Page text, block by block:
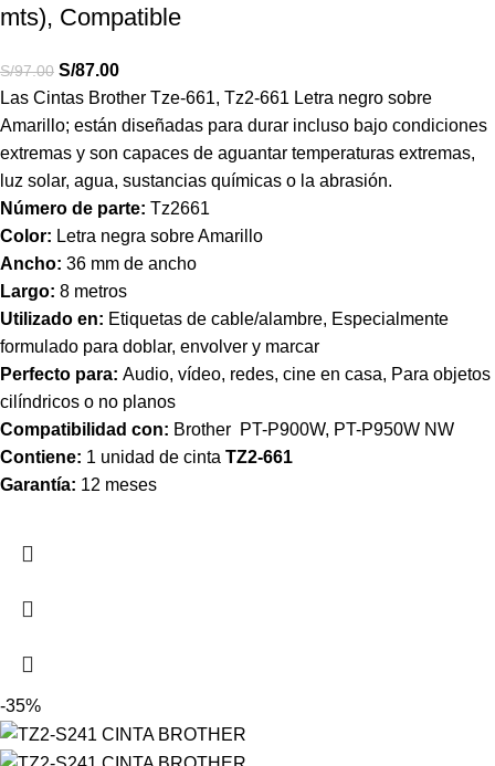
mts), Compatible
S/97.00 S/87.00
Las Cintas Brother Tze-661, Tz2-661 Letra negro sobre
Amarillo; están diseñadas para durar incluso bajo condiciones
extremas y son capaces de aguantar temperaturas extremas,
luz solar, agua, sustancias químicas o la abrasión.
Número de parte: Tz2661
Color: Letra negra sobre Amarillo
Ancho: 36 mm de ancho
Largo: 8 metros
Utilizado en: Etiquetas de cable/alambre, Especialmente
formulado para doblar, envolver y marcar
Perfecto para: Audio, vídeo, redes, cine en casa, Para objetos
cilíndricos o no planos
Compatibilidad con: Brother PT-P900W, PT-P950W NW
Contiene: 1 unidad de cinta TZ2-661
Garantía: 12 meses
-35%